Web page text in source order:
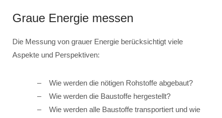
Graue Energie messen
Die Messung von grauer Energie berücksichtigt viele
Aspekte und Perspektiven:
Wie werden die nötigen Rohstoffe abgebaut?
Wie werden die Baustoffe hergestellt?
Wie werden alle Baustoffe transportiert und wie